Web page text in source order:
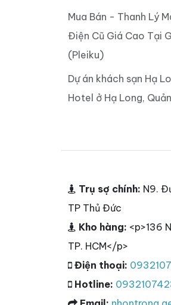
Mua Bán - Thanh Lý
Điện Cũ Giá Cao Tại
(Pleiku)
Dự án khách sạn Hạ
Hotel ở Hạ Long,
Trụ sợ chính: N9.
TP Thủ Đức
Kho hàng: <p>136
TP. HCM</p>
Điện thoại:
Hotline: